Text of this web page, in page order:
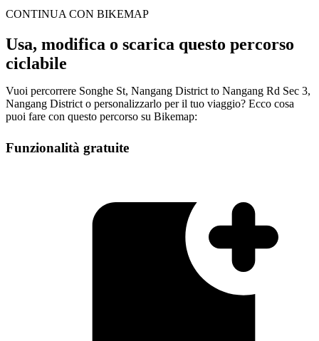
CONTINUA CON BIKEMAP
Usa, modifica o scarica questo percorso
ciclabile
Vuoi percorrere Songhe St, Nangang District to Nangang Rd Sec 3,
Nangang District o personalizzarlo per il tuo viaggio? Ecco cosa
puoi fare con questo percorso su Bikemap:
Funzionalità gratuite